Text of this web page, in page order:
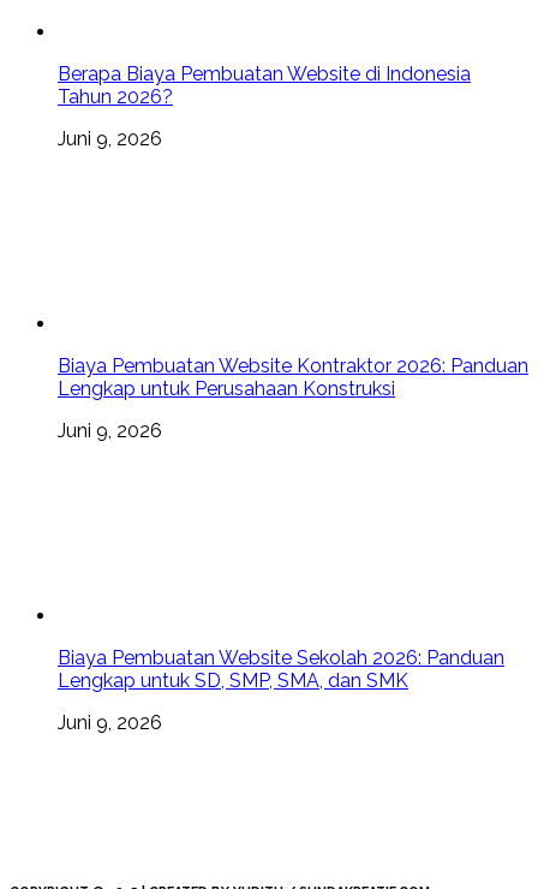
Berapa Biaya Pembuatan Website di Indonesia
Tahun 2026?
Juni 9, 2026
Biaya Pembuatan Website Kontraktor 2026: Panduan
Lengkap untuk Perusahaan Konstruksi
Juni 9, 2026
Biaya Pembuatan Website Sekolah 2026: Panduan
Lengkap untuk SD, SMP, SMA, dan SMK
Juni 9, 2026